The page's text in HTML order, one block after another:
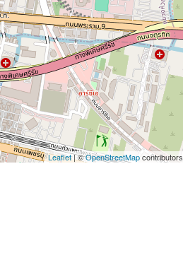
Leaflet| ©OpenStreetMapcontributors